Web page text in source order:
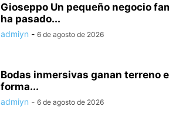
Gioseppo Un pequeño negocio
ha pasado...
admiyn - 6 de agosto de 2026
Bodas inmersivas ganan terreno
forma...
admiyn - 6 de agosto de 2026